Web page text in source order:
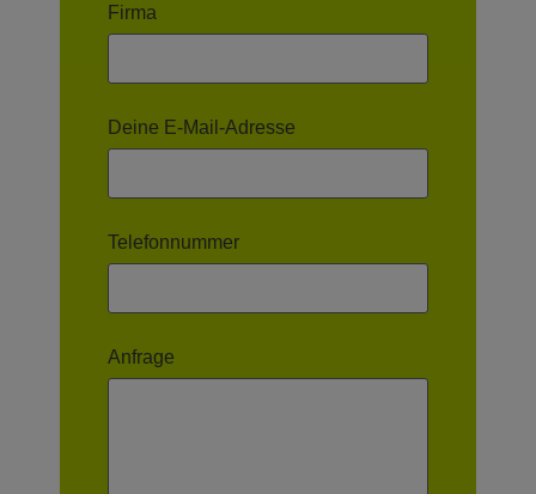
Firma
Deine E-Mail-Adresse
Telefonnummer
Anfrage